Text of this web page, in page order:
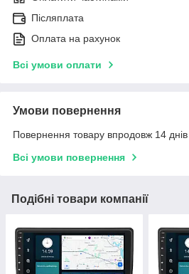
Післяплата
Оплата на рахунок
Всі умови оплати
Умови повернення
Повернення товару впродовж 14
Всі умови повернення
Подібні товари компанії